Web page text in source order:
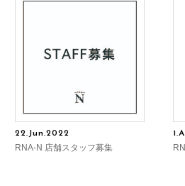
22.Jun.2022
RNA-N 店舗スタッフ募集